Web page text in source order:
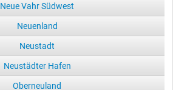
Neue Vahr Südwest
Neuenland
Neustadt
Neustädter Hafen
Oberneuland